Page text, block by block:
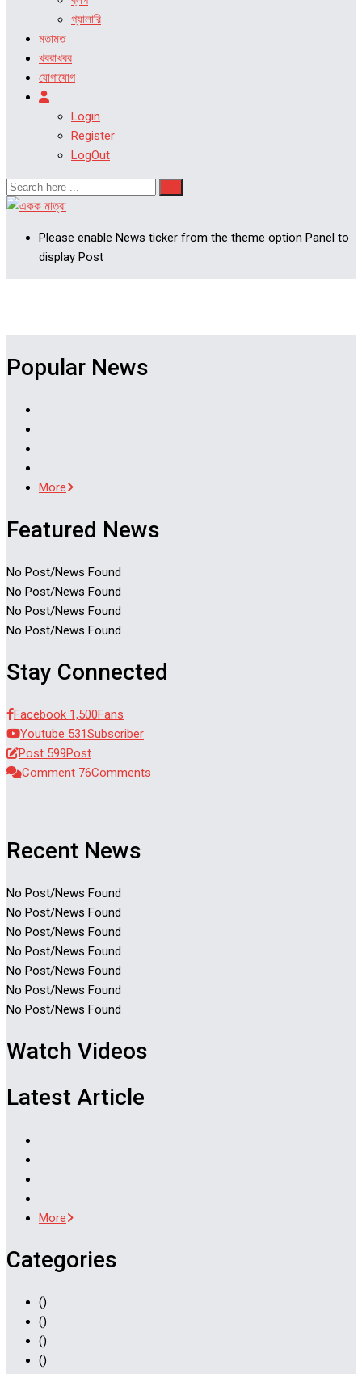
গ্যালারি
মতামত
খবরাখবর
যোগাযোগ
Login
Register
LogOut
Please enable News ticker from the theme option Panel to
display Post
Popular News
More
Featured News
No Post/News Found
No Post/News Found
No Post/News Found
No Post/News Found
Stay Connected
Facebook 1,500Fans
Youtube 531Subscriber
Post 599Post
Comment 76Comments
Recent News
No Post/News Found
No Post/News Found
No Post/News Found
No Post/News Found
No Post/News Found
No Post/News Found
No Post/News Found
Watch Videos
Latest Article
More
Categories
()
()
()
()